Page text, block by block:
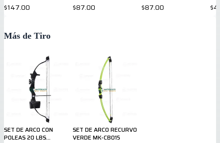
$147.00 $87.00 $87.00
Más de Tiro
SET DE ARCO CON
POLEAS 20 LBS
SET DE ARCO RECURVO
VERDE MK-CB015